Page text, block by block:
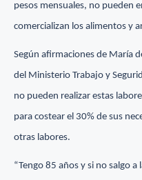
pesos mensuales, no pueden
comercializan los alimentos y
Según afirmaciones de María
del Ministerio Trabajo y
no pueden realizar estas
para costear el 30% de sus
otras labores.
“Tengo 85 años y si no salgo